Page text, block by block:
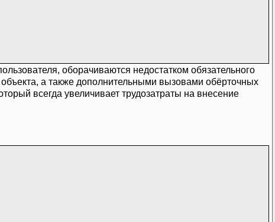
оборачиваются недостатком обязательного
а также дополнительными вызовами обёрточных
всегда увеличивает трудозатраты на внесение